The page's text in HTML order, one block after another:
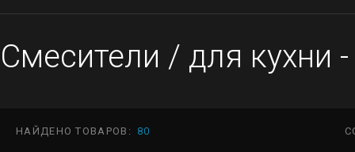
Смесители / для кухни
НАЙДЕНО ТОВАРОВ: 80